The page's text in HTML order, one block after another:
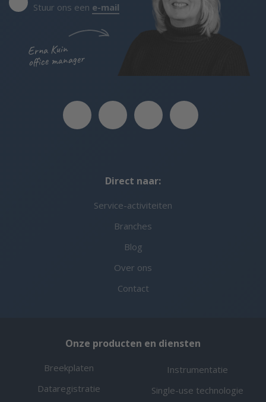
Erna Kuin
office manager
Stuur ons een e-mail
Direct naar:
Service-activiteiten
Branches
Blog
Over ons
Contact
Onze producten en diensten
Breekplaten
Dataregistratie
Instrumentatie
Single-use technologie